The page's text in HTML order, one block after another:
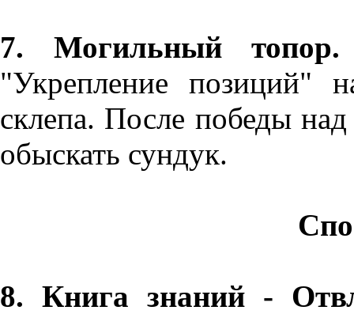
7. Могильный топор.
"Укрепление позиций"
склепа. После победы
обыскать сундук.
8. Книга знаний -